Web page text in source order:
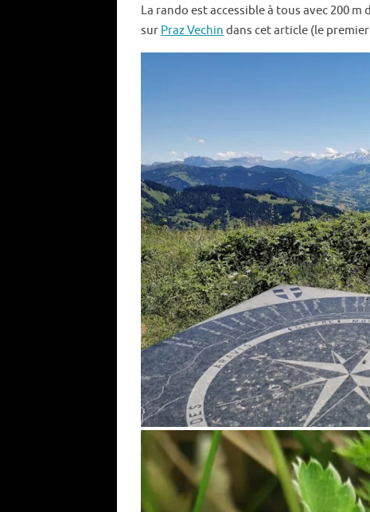
La rando est accessible à tous avec 200
sur Praz Vechin dans cet article (le